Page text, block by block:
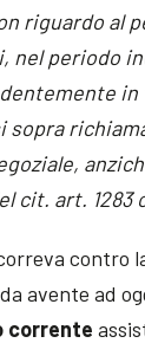
riguardo al
nel periodo
sopra
cit. art. 1283
contro
avente ad
corrente